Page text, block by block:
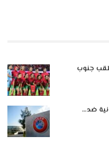
جنوب
ضد…